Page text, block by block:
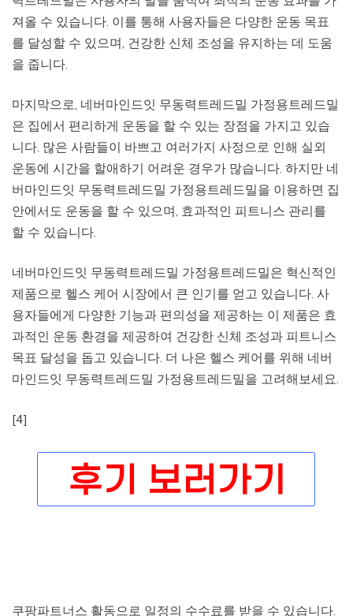
져올 수 있습니다. 이를 통해 사용자들은 다양한 운동 목표
를 달성할 수 있으며, 건강한 신체 조성을 유지하는 데 도움
을 줍니다.
마지막으로, 네버마인드잇 무동력트레드밀 가정용트레드밀
은 집에서 편리하게 운동을 할 수 있는 장점을 가지고 있습
니다. 많은 사람들이 바쁘고 여러가지 사정으로 인해 실외
운동에 시간을 할애하기 어려운 경우가 많습니다. 하지만 네
버마인드잇 무동력트레드밀 가정용트레드밀을 이용하면 집
안에서도 운동을 할 수 있으며, 효과적인 피트니스 관리를
할 수 있습니다.
네버마인드잇 무동력트레드밀 가정용트레드밀은 혁신적인
제품으로 헬스 케어 시장에서 큰 인기를 얻고 있습니다. 사
용자들에게 다양한 기능과 편의성을 제공하는 이 제품은 효
과적인 운동 환경을 제공하여 건강한 신체 조성과 피트니스
목표 달성을 돕고 있습니다. 더 나은 헬스 케어를 위해 네버
마인드잇 무동력트레드밀 가정용트레드밀을 고려해보세요.
[4]
쿠팡파트너스 활동으로 일정의 수수료를 받을 수 있습니다.